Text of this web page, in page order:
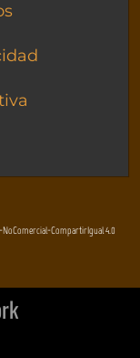
NoComercial-CompartirIgual 4.0